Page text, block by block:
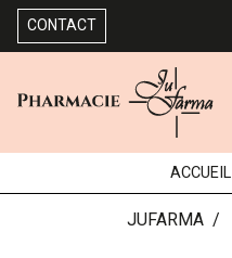
CONTACT
ACCUEIL
JUFARMA